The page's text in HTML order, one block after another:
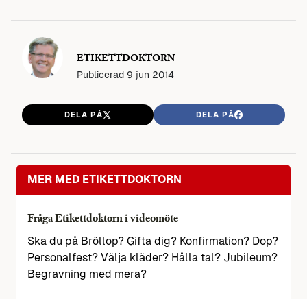
ETIKETTDOKTORN
Publicerad 9 jun 2014
DELA PÅ DELA PÅ
MER MED ETIKETTDOKTORN
Fråga Etikettdoktorn i videomöte
Ska du på Bröllop? Gifta dig? Konfirmation? Dop?
Personalfest? Välja kläder? Hålla tal? Jubileum?
Begravning med mera?